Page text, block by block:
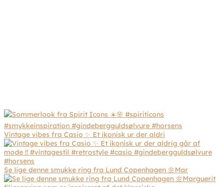
Vintage vibes fra Casio ✨ Et ikonisk ur der aldri
Se lige denne smukke ring fra Lund Copenhagen 🌼Mar